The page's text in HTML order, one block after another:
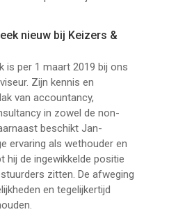
nieuw bij Keizers &
is per 1 maart 2019 bij ons
Zijn kennis en
van accountancy,
in zowel de non-
beschikt Jan-
ervaring als wethouder en
hij de ingewikkelde positie
zitten. De afweging
en tegelijkertijd